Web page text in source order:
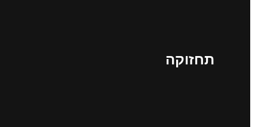
תחזוקה